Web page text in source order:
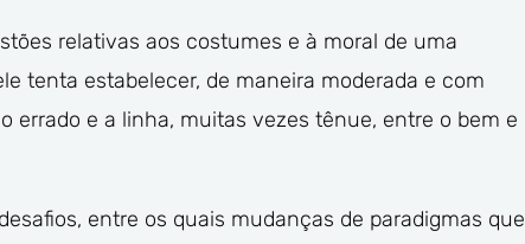
relativas aos costumes e à moral de uma
tenta estabelecer, de maneira moderada e com
errado e a linha, muitas vezes tênue, entre o bem e
entre os quais mudanças de paradigmas que